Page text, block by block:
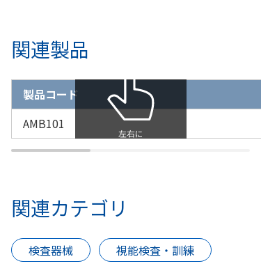
関連製品
製品コード
AMB101
関連カテゴリ
検査器械 視能検査・訓練